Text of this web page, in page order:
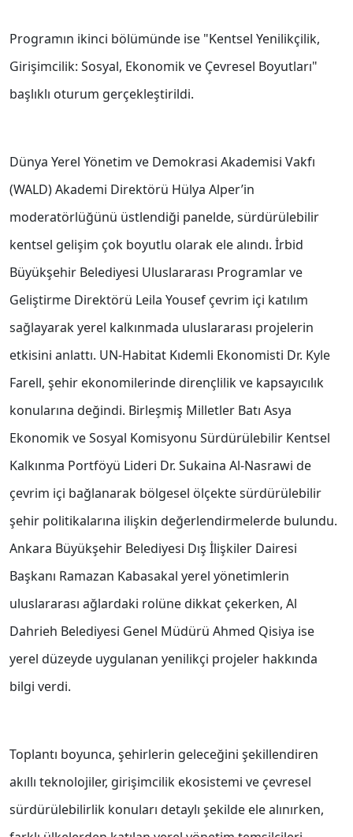
Programın ikinci bölümünde ise "Kentsel Yenilikçilik,
Girişimcilik: Sosyal, Ekonomik ve Çevresel Boyutları"
başlıklı oturum gerçekleştirildi.
Dünya Yerel Yönetim ve Demokrasi Akademisi Vakfı
(WALD) Akademi Direktörü Hülya Alper’in
moderatörlüğünü üstlendiği panelde, sürdürülebilir
kentsel gelişim çok boyutlu olarak ele alındı. İrbid
Büyükşehir Belediyesi Uluslararası Programlar ve
Geliştirme Direktörü Leila Yousef çevrim içi katılım
sağlayarak yerel kalkınmada uluslararası projelerin
etkisini anlattı. UN-Habitat Kıdemli Ekonomisti Dr. Kyle
Farell, şehir ekonomilerinde dirençlilik ve kapsayıcılık
konularına değindi. Birleşmiş Milletler Batı Asya
Ekonomik ve Sosyal Komisyonu Sürdürülebilir Kentsel
Kalkınma Portföyü Lideri Dr. Sukaina Al-Nasrawi de
çevrim içi bağlanarak bölgesel ölçekte sürdürülebilir
şehir politikalarına ilişkin değerlendirmelerde bulundu.
Ankara Büyükşehir Belediyesi Dış İlişkiler Dairesi
Başkanı Ramazan Kabasakal yerel yönetimlerin
uluslararası ağlardaki rolüne dikkat çekerken, Al
Dahrieh Belediyesi Genel Müdürü Ahmed Qisiya ise
yerel düzeyde uygulanan yenilikçi projeler hakkında
bilgi verdi.
Toplantı boyunca, şehirlerin geleceğini şekillendiren
akıllı teknolojiler, girişimcilik ekosistemi ve çevresel
sürdürülebilirlik konuları detaylı şekilde ele alınırken,